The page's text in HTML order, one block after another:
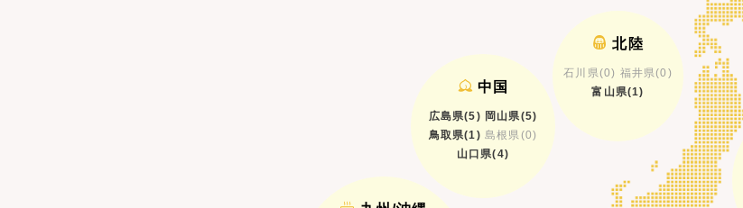
北陸
石川県(0) 福井県(0)
富山県(1)
中国
広島県(5) 岡山県(5)
鳥取県(1) 島根県(0)
山口県(4)